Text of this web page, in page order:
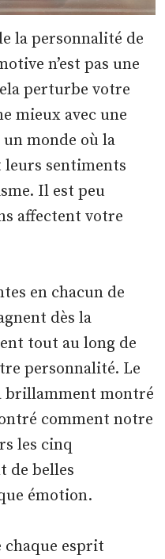
la personnalité de
n’est pas une
perturbe votre
mieux avec une
un monde où la
leurs sentiments
Il est peu
affectent votre
en chacun de
dès la
tout au long de
personnalité. Le
brillamment montré
comment notre
les cinq
de belles
émotion.
chaque esprit